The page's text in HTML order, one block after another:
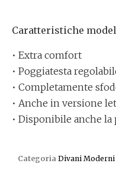
Caratteristiche
• Extra comfort
• Poggiatesta
• Completamente
• Anche in versione
• Disponibile anche
Categoria Divani Moderni